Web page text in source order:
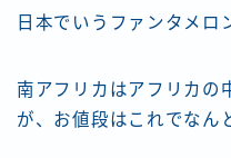
日本でいうファンタメロ
南アフリカはアフリカの
が、お値段はこれでなん